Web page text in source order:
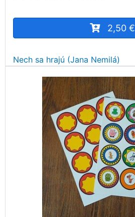
2,50 €
Nech sa hrajú (Jana Nemilá)